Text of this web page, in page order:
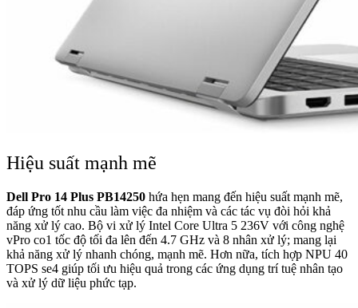
Hiệu suất mạnh mẽ
Dell Pro 14 Plus PB14250 hứa hẹn mang đến hiệu suất mạnh mẽ,
đáp ứng tốt nhu cầu làm việc đa nhiệm và các tác vụ đòi hỏi khả
năng xử lý cao. Bộ vi xử lý Intel Core Ultra 5 236V với công nghệ
vPro co1 tốc độ tối đa lên đến 4.7 GHz và 8 nhân xử lý; mang lại
khả năng xử lý nhanh chóng, mạnh mẽ. Hơn nữa, tích hợp NPU 40
TOPS se4 giúp tối ưu hiệu quả trong các ứng dụng trí tuệ nhân tạo
và xử lý dữ liệu phức tạp.